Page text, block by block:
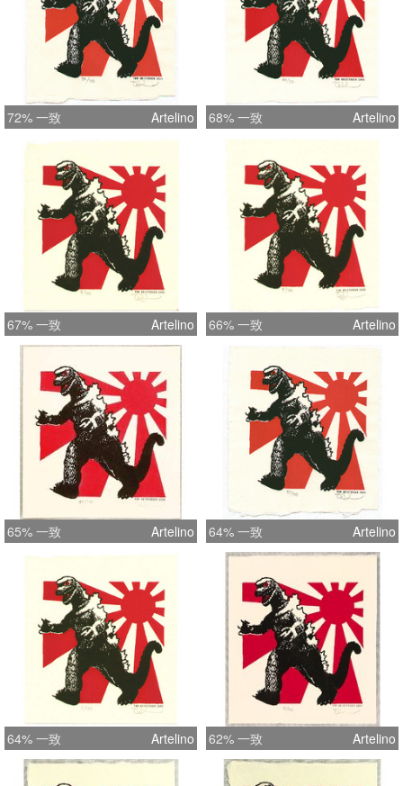
72% 一致 Artelino 68% 一致 Artelino
67% 一致 Artelino 66% 一致 Artelino
65% 一致 Artelino 64% 一致 Artelino
64% 一致 Artelino 62% 一致 Artelino